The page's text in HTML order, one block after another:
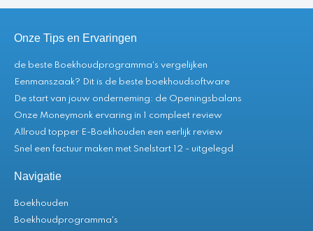
Onze Tips en Ervaringen
de beste Boekhoudprogramma's vergelijken
Eenmanszaak? Dit is de beste boekhoudsoftware
De start van jouw onderneming: de Openingsbalans
Onze Moneymonk ervaring in 1 compleet review
Allroud topper E-Boekhouden een eerlijk review
Snel een factuur maken met Snelstart 12 - uitgelegd
Navigatie
Boekhouden
Boekhoudprogramma's